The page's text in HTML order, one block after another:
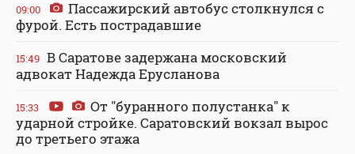
09:00
Пассажирский автобус столкнулся с
фурой. Есть пострадавшие
15:49 В Саратове задержана московский
адвокат Надежда Ерусланова
15:33
От "буранного полустанка" к
ударной стройке. Саратовский вокзал вырос
до третьего этажа